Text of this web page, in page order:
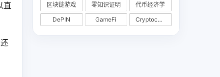
直
区块链游戏
零知识证明
代币经济学
DePIN
GameFi Cryptocurrency Exchange